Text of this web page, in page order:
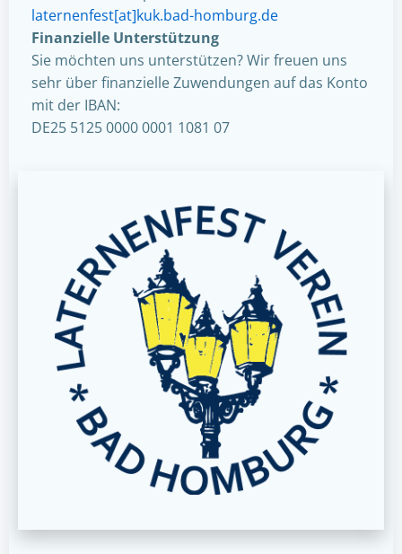
laternenfest[at]kuk.bad-homburg.de
Finanzielle Unterstützung
Sie möchten uns unterstützen? Wir freuen uns
sehr über finanzielle Zuwendungen auf das Konto
mit der IBAN:
DE25 5125 0000 0001 1081 07